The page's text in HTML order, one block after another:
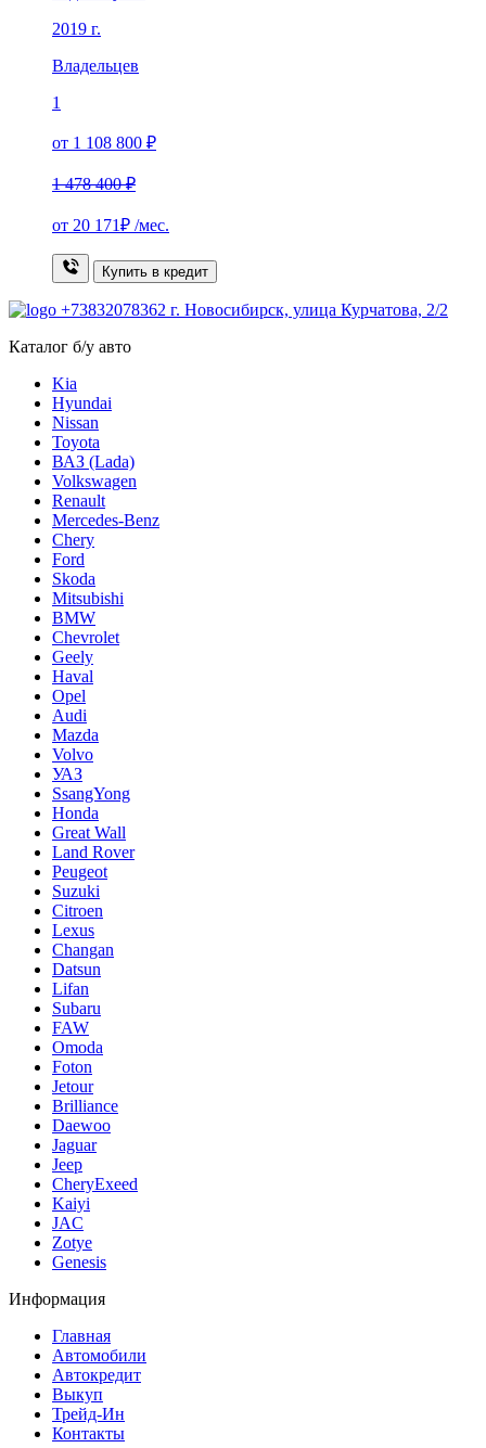
2019 г.
Владельцев
1
от 1 108 800 ₽
1 478 400 ₽
от 20 171₽ /мес.
Купить в кредит
+73832078362 г. Новосибирск, улица Курчатова, 2/2
Каталог б/у авто
Kia
Hyundai
Nissan
Toyota
ВАЗ (Lada)
Volkswagen
Renault
Mercedes-Benz
Chery
Ford
Skoda
Mitsubishi
BMW
Chevrolet
Geely
Haval
Opel
Audi
Mazda
Volvo
УАЗ
SsangYong
Honda
Great Wall
Land Rover
Peugeot
Suzuki
Citroen
Lexus
Changan
Datsun
Lifan
Subaru
FAW
Omoda
Foton
Jetour
Brilliance
Daewoo
Jaguar
Jeep
CheryExeed
Kaiyi
JAC
Zotye
Genesis
Информация
Главная
Автомобили
Автокредит
Выкуп
Трейд-Ин
Контакты